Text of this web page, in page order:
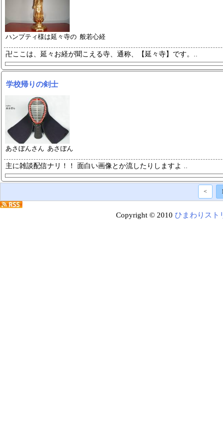
ハンプティ様は延々寺の 般若心経
卍ここは、延々お経が聞こえる寺、 通称、【延々寺】です。..
学校帰りの剣士
あさぼんさん あさぼん
主に雑談配信ナリ！！ 面白い画像とか流したりしますよ ..
<
Copyright © 2010 ひまわりスト